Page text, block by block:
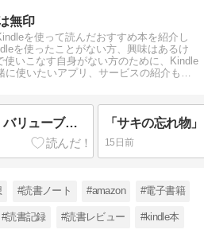
無印
を使って読んだおすすめ本を紹介し
を使ったことがない方、興味はあるけ
使いこなす自身がない方のために、Kindle
に使いたいアプリ、サービスの紹介もし
ブックオフ（Bookoff）・バリューブックス比較 買うならどっち？
15日前
#読書ノート #amazon #電子書籍
#読書記録 #読書レビュー #kindle本